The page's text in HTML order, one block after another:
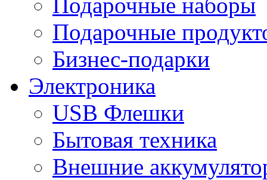
Подарочные
Бизнес-подарки
Электроника
USB Флешки
Бытовая техника
Внешние